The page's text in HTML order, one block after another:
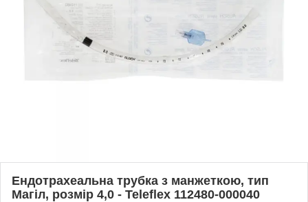
Ендотрахеальна трубка з манжеткою, тип
Магіл, розмір 4,0 - Teleflex 112480-000040